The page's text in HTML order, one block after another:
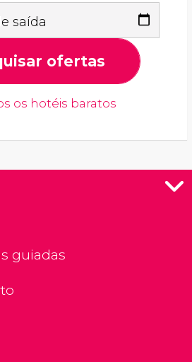
saída
ofertas
os hotéis baratos
guiadas